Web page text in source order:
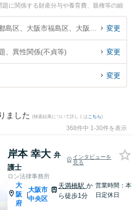
に関係する財産分与や養育費、親権等の細
利です。特にロン法律事務所の岸本 幸大弁
弁護士、弁護士法人川原総合法律事務所の川
『異性関係(不貞等)による離婚問題のトラブ
検索したい』『初回相談無料で異性関係(不
きる大阪市内の弁護士に相談予約したい』な
変更
、異性関係(不貞等) 変更
変更
ました (検索結果について詳しくは こちら)
368件中 1-30件を表示
岸本 幸大 弁
護士
インタビューを
見る
ロン法律事務所
大
阪
府
|
大阪市
中央区
天満橋駅か
ら徒歩1分
営業時間：本
日定休日